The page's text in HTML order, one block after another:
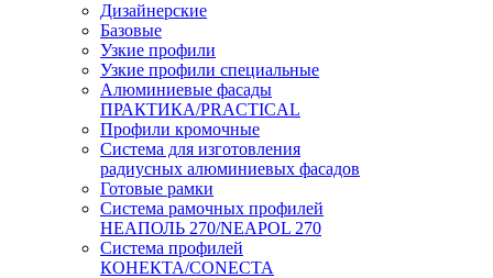
Дизайнерские
Базовые
Узкие профили
Узкие профили специальные
Алюминиевые фасады
ПРАКТИКА/PRACTICAL
Профили кромочные
Система для изготовления
радиусных алюминиевых фасадов
Готовые рамки
Система рамочных профилей
НЕАПОЛЬ 270/NEAPOL 270
Система профилей
КОНЕКТА/CONECTA